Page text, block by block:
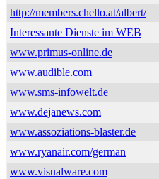
http://members.chello.at/albert/
Interessante Dienste im WEB
www.primus-online.de
www.audible.com
www.sms-infowelt.de
www.dejanews.com
www.assoziations-blaster.de
www.ryanair.com/german
www.visualware.com